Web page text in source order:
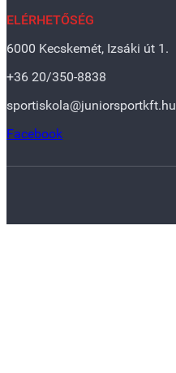
ELÉRHETŐSÉG
6000 Kecskemét, Izsáki út 1.
+36 20/350-8838
sportiskola@juniorsportkft.hu
Facebook